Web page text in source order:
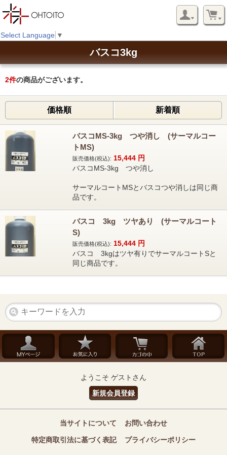
Select Language ▼
バスコ3kg
2件の商品がございます。
価格順 新着順
バスコMS-3kg つや消し (サーマルコー
トMS)
販売価格(税込): 15,444 円
バスコMS-3kg つや消し
サーマルコートMSとバスコつや消しは同じ商
品です。
バスコ 3kg ツヤあり (サーマルコート
S)
販売価格(税込): 15,444 円
バスコ 3kgはツヤ有りでサーマルコートSと
同じ商品です。
ようこそ ゲストさん
新規会員登録
当サイトについて お問い合わせ
特定商取引法に基づく表記 プライバシーポリシー